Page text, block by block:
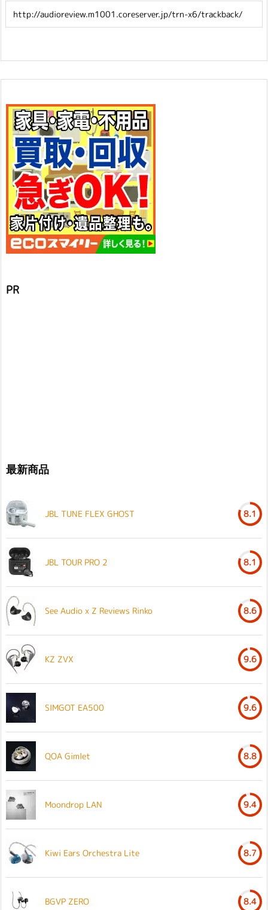
PR
最新商品
JBL TUNE FLEX GHOST 8.1
JBL TOUR PRO 2 8.1
See Audio x Z Reviews Rinko 8.6
KZ ZVX 9.6
SIMGOT EA500 9.6
QOA Gimlet 8.8
Moondrop LAN 9.4
Kiwi Ears Orchestra Lite 8.7
BGVP ZERO 8.4